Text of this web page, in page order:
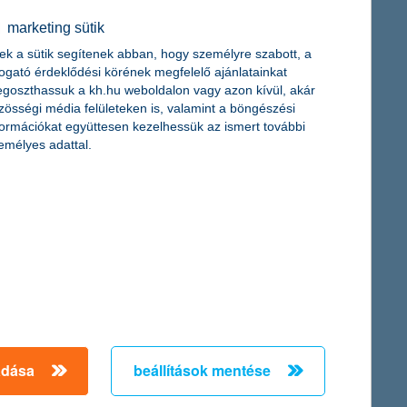
készülni arra, hogy a változás lesz az állandó, így ehhez
a megkérdezettek fele kevesebbet találkozott a rokonokkal,
változást hozott - felértékelte a megtakarítások és az
teremthessenek maguknak.
marketing sütik
a sütik segítenek abban, hogy személyre szabott, a
érdeklődési körének megfelelő ajánlatainkat
a kh.hu weboldalon vagy azon kívül, akár
média felületeken is, valamint a böngészési
együttesen kezelhessük az ismert további
adattal.
beállítások mentése